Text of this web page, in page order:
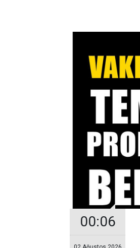
00:06